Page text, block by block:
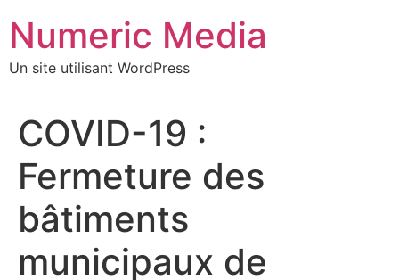
contenu
Numeric Media
Un site utilisant WordPress
COVID-19 :
Fermeture des
bâtiments
municipaux de